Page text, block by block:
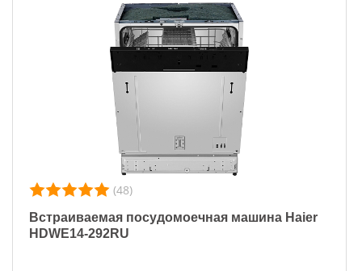
(48)
Встраиваемая посудомоечная машина Haier
HDWE14-292RU